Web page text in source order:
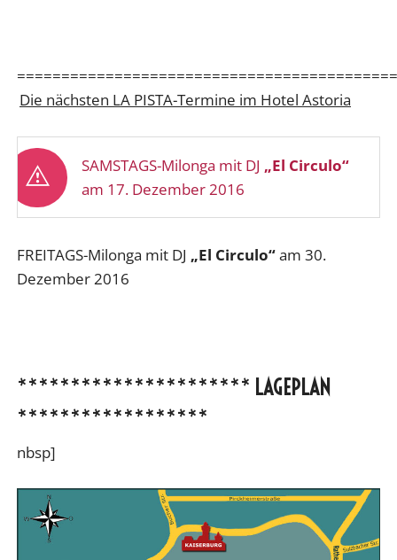
Die nächsten LA PISTA-Termine im Hotel Astoria
SAMSTAGS-Milonga mit DJ „El Circulo“
am 17. Dezember 2016
FREITAGS-Milonga mit DJ „El Circulo“am 30.
Dezember 2016
********************** LAGEPLAN
******************
nbsp]